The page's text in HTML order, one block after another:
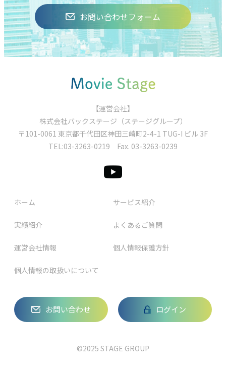
お問い合わせフォーム
【運営会社】
株式会社バックステージ（ステージグループ）
〒101-0061 東京都千代⽥区神⽥三崎町2-4-1 TUG-I ビル 3F
TEL:03-3263-0219 Fax. 03-3263-0239
ホーム サービス紹介
実績紹介 よくあるご質問
運営会社情報 個人情報保護方針
個人情報の取扱いについて
お問い合わせ ログイン
©2025 STAGE GROUP